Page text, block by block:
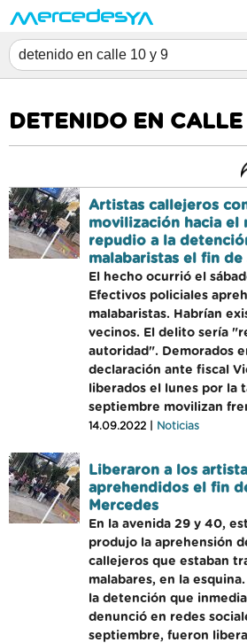
DETENIDO EN
Artistas callejeros
movilización hacia el
repudio a la
malabaristas el fin de
El hecho ocurrió el
Efectivos policiales
malabaristas. Habrían
vecinos. El delito sería
autoridad". Demorados
declaración ante fiscal
liberados el lunes por la
septiembre movilizan
14.09.2022 | Noticias
Liberaron a los
aprehendidos el fin
Mercedes
En la avenida 29 y 40,
produjo la aprehensión
callejeros que estaban
malabares, en la
la detención que
denunció en redes
septiembre, fueron